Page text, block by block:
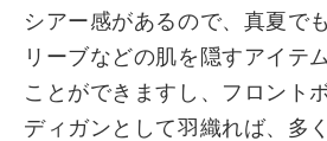
シアー感があるので、真夏で
リーブなどの肌を隠すアイテ
ことができますし、フロント
ディガンとして羽織れば、多